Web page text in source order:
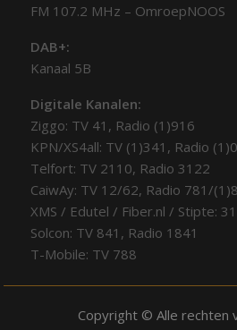
FM 107.2 MHz – OmroepNOOS
DAB+:
Kanaal 5B
Digitale Kanalen:
Ziggo: TV 41, Radio (1)916
KPN/XS4all: TV (1)341, Radio
Telfort: TV 2110, Radio 3122
CaiwAy: TV 12/62, Radio 781/
XMS / Edutel / Fiber.nl / Stipte:
Solcon: TV 841, Radio 1841
T-Mobile: TV 788
Copyright © Alle rechten